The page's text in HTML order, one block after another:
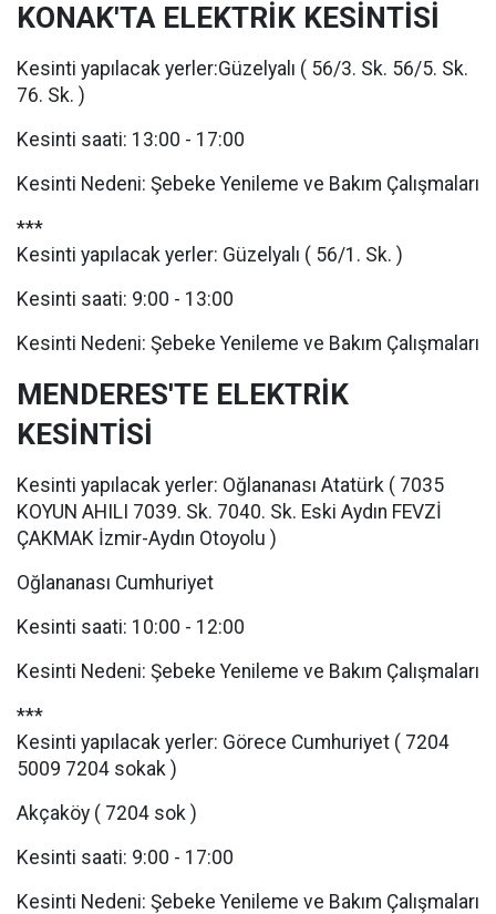
KONAK'TA ELEKTRİK KESİNTİSİ
Kesinti yapılacak yerler:Güzelyalı ( 56/3. Sk. 56/5. Sk.
76. Sk. )
Kesinti saati: 13:00 - 17:00
Kesinti Nedeni: Şebeke Yenileme ve Bakım Çalışmaları
***
Kesinti yapılacak yerler: Güzelyalı ( 56/1. Sk. )
Kesinti saati: 9:00 - 13:00
Kesinti Nedeni: Şebeke Yenileme ve Bakım Çalışmaları
MENDERES'TE ELEKTRİK
KESİNTİSİ
Kesinti yapılacak yerler: Oğlananası Atatürk ( 7035
KOYUN AHILI 7039. Sk. 7040. Sk. Eski Aydın FEVZİ
ÇAKMAK İzmir-Aydın Otoyolu )
Oğlananası Cumhuriyet
Kesinti saati: 10:00 - 12:00
Kesinti Nedeni: Şebeke Yenileme ve Bakım Çalışmaları
***
Kesinti yapılacak yerler: Görece Cumhuriyet ( 7204
5009 7204 sokak )
Akçaköy ( 7204 sok )
Kesinti saati: 9:00 - 17:00
Kesinti Nedeni: Şebeke Yenileme ve Bakım Çalışmaları